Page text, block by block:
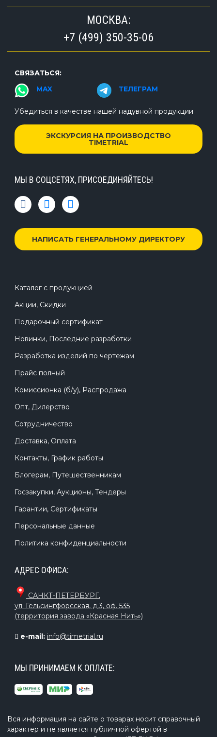
МОСКВА:
+7 (499) 350-35-06
СВЯЗАТЬСЯ:
MAX
ТЕЛЕГРАМ
Убедиться в качестве нашей надувной продукции
ЭКСКУРСИЯ НА ПРОИЗВОДСТВО
TIMETRIAL
МЫ В СОЦСЕТЯХ, ПРИСОЕДИНЯЙТЕСЬ!
НАПИСАТЬ ГЕНЕРАЛЬНОМУ ДИРЕКТОРУ
Каталог с продукцией
Акции, Скидки
Подарочный сертификат
Новинки, Последние разработки
Разработка изделий по чертежам
Прайс полный
Комиссионка (б/у), Распродажа
Опт, Дилерство
Сотрудничество
Доставка, Оплата
Контакты, График работы
Блогерам, Путешественникам
Госзакупки, Аукционы, Тендеры
Гарантии, Сертификаты
Персональные данные
Политика конфиденциальности
АДРЕС ОФИСА:
САНКТ-ПЕТЕРБУРГ,
ул. Гельсингфорсская, д.3, оф. 535
(территория завода «Красная Нить»)
e-mail: info@timetrial.ru
МЫ ПРИНИМАЕМ К ОПЛАТЕ:
Вся информация на сайте о товарах носит справочный
характер и не является публичной офертой в